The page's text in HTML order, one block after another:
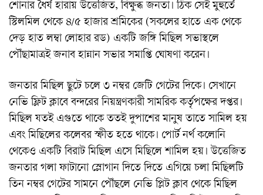
শোনার ধৈর্য হারায় উত্তেজিত, বিক্ষুব্ধ জনতা। ঠিক সেই মুহুর্তে
স্টিলমিল থেকে ৪/৫ হাজার শ্রমিকের (সকলের হাতে এক থেকে
দেড় হাত লম্বা লোহার রড) একটি জঙ্গি মিছিল সভাস্থলে
পৌঁছামাত্রই জনাব হান্নান সভার সমাপ্তি ঘোষণা করেন।
জনতার মিছিল ছুটে চলে ৩ নম্বর জেটি গেটের দিকে। সেখানে
নেভি ফ্লিট ক্লাবে বন্দরের নিয়ন্ত্রণকারী সামরিক কর্তৃপক্ষের দপ্তর।
মিছিল যতই এগুতে থাকে ততই দুপাশের মানুষ তাতে সামিল হয়
এবং মিছিলের কলেবর স্ফীত হতে থাকে। পোর্ট নর্থ কলোনি
থেকেও একটি বিরাট মিছিল এসে মিছিলে শামিল হয়। উত্তেজিত
জনতার গলা ফাটানো স্লোগান দিতে দিতে এগিয়ে চলা মিছিলটি
তিন নম্বর গেটের সামনে পৌঁছলে নেভি প্লিট ক্লাব থেকে মিছিল